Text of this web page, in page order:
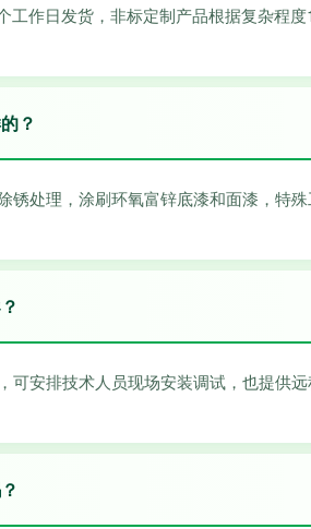
工作日发货，非标定制产品根据复杂程
？
锈处理，涂刷环氧富锌底漆和面漆，特
可安排技术人员现场安装调试，也提供